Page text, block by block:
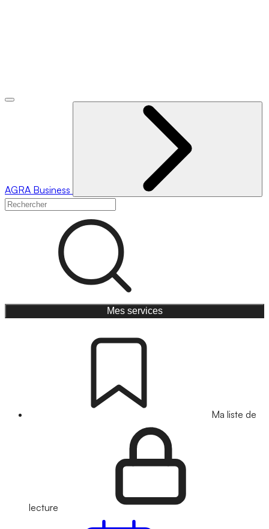
AGRA Business
Mes services
Ma liste de
lecture